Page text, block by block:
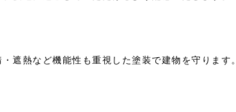
遮熱など機能性も重視した塗装で建物を守ります。